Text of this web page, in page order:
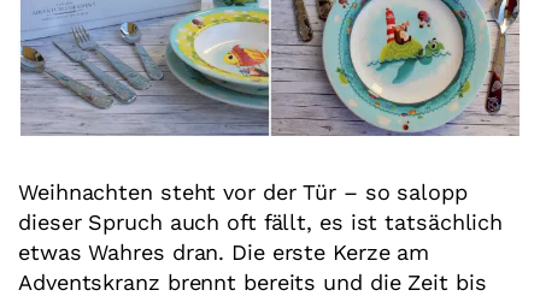
Weihnachten steht vor der Tür – so salopp
dieser Spruch auch oft fällt, es ist tatsächlich
etwas Wahres dran. Die erste Kerze am
Adventskranz brennt bereits und die Zeit bis